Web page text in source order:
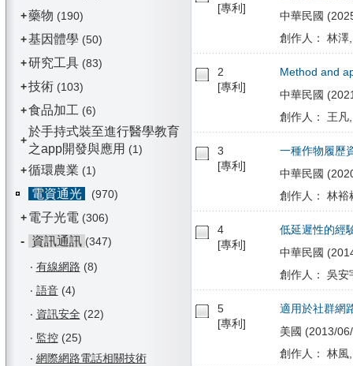
+藥物 (190)
+基因體學 (50)
+研究工具(83)
+技術(103)
+食品加工 (6)
+
於手持式裝至進行醫學教育
之app開發與應用 (1)
+循環農業 (1)
電資通光
(970)
+ 電子光電 (306)
- 資訊通訊 (347)
‧ 有線網路 (8)
‧ 語音(4)
‧ 資訊安全 (22)
‧ 監控(25)
‧ 網際網路電話相關技術
[專利]
中華民國
創作人： 林澤,
2
[專利]
Method and
中華民國
創作人： 王凡,
3
[專利]
一種作物履歷
中華民國
創作人： 林裕
4
[專利]
低延遲性的經
中華民國
創作人： 吳安
5
[專利]
適用於社群網
美國 (2013/
創作人： 林風